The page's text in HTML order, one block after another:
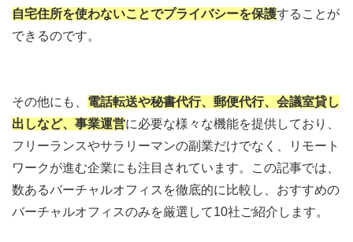
自宅住所を使わないことでプライバシーを保護することが
できるのです。
その他にも、 電話転送や秘書代行、郵便代行、会議室貸し
出しなど、事業運営に必要な様々な機能を提供しており、
フリーランスやサラリーマンの副業だけでなく、リモート
ワークが進む企業にも注目されています。この記事では、
数あるバーチャルオフィスを徹底的に比較し、おすすめの
バーチャルオフィスのみを厳選して10社ご紹介します。